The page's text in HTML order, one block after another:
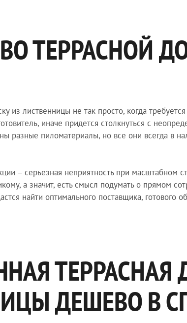
ТЕРРАСНОЙ
из лиственницы не так просто, когда
иначе придется столкнуться с
разные пиломатериалы, но все они всегда в
– серьезная неприятность при масштабном
а значит, есть смысл подумать о прямом
найти оптимального поставщика, готового
ТЕРРАСНАЯ
ДЕШЕВО В